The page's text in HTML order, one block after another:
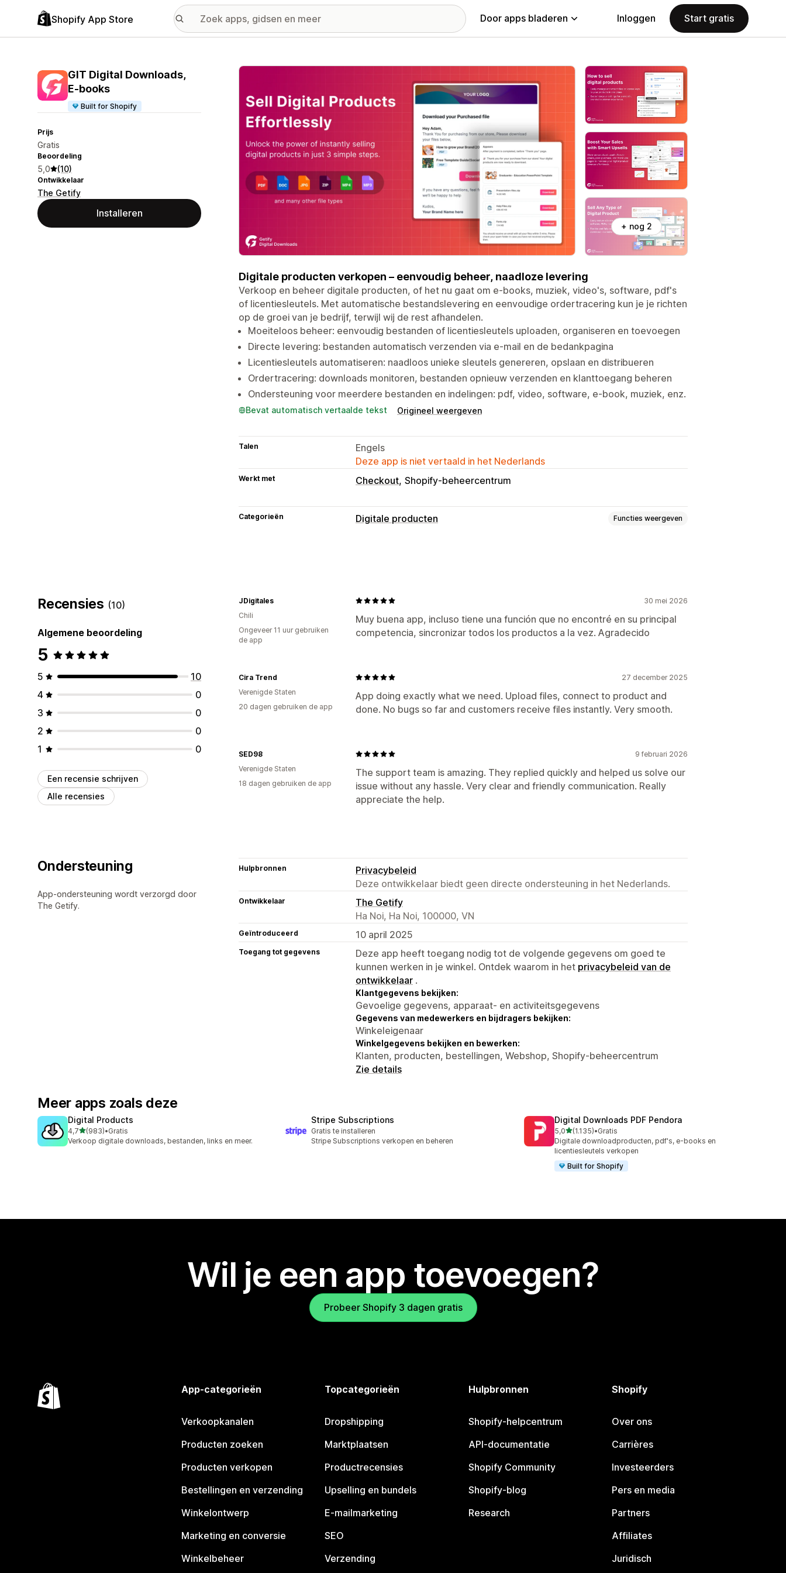
Shopify App Store Door apps bladeren Inloggen Start gratis
GIT Digital Downloads,
E‑books
Built for Shopify
Prijs
Gratis
Beoordeling
5,0 (10)
Ontwikkelaar
The Getify
Installeren
Galerij met uitgelichte afbeeldingen
+ nog 2
Digitale producten verkopen – eenvoudig beheer, naadloze levering
Verkoop en beheer digitale producten, of het nu gaat om e-books, muziek, video's, software, pdf's
of licentiesleutels. Met automatische bestandslevering en eenvoudige ordertracering kun je je richten
op de groei van je bedrijf, terwijl wij de rest afhandelen.
Moeiteloos beheer: eenvoudig bestanden of licentiesleutels uploaden, organiseren en toevoegen
Directe levering: bestanden automatisch verzenden via e-mail en de bedankpagina
Licentiesleutels automatiseren: naadloos unieke sleutels genereren, opslaan en distribueren
Ordertracering: downloads monitoren, bestanden opnieuw verzenden en klanttoegang beheren
Ondersteuning voor meerdere bestanden en indelingen: pdf, video, software, e-book, muziek, enz.
Bevat automatisch vertaalde tekst Origineel weergeven
Talen
Engels
Deze app is niet vertaald in het Nederlands
Werkt met Checkout Shopify-beheercentrum
Categorieën Digitale producten Functies weergeven
Downloads beheren
E-mailbezorging
Bulkupload Bedankpagina Downloadlimieten
Extern gehost
Aangepaste links
Licentiesleutel
Recensies (10)
Algemene beoordeling
5
5
10
4
0
3
0
2
0
1
0
Een recensie schrijven
Alle recensies
30 mei 2026
Muy buena app, incluso tiene una función que no encontré en su principal
competencia, sincronizar todos los productos a la vez. Agradecido
JDigitales
Chili
Ongeveer 11 uur gebruiken
de app
27 december 2025
App doing exactly what we need. Upload files, connect to product and
done. No bugs so far and customers receive files instantly. Very smooth.
Cira Trend
Verenigde Staten
20 dagen gebruiken de app
9 februari 2026
The support team is amazing. They replied quickly and helped us solve our
issue without any hassle. Very clear and friendly communication. Really
appreciate the help.
SED98
Verenigde Staten
18 dagen gebruiken de app
Ondersteuning
App-ondersteuning wordt verzorgd door
The Getify.
Hulpbronnen
Privacybeleid
Deze ontwikkelaar biedt geen directe ondersteuning in het Nederlands.
Ontwikkelaar
The Getify
Ha Noi, Ha Noi, 100000, VN
Geïntroduceerd 10 april 2025
Toegang tot gegevens
Deze app heeft toegang nodig tot de volgende gegevens om goed te
kunnen werken in je winkel. Ontdek waarom in het privacybeleid van de
ontwikkelaar .
Klantgegevens bekijken:
Gevoelige gegevens, apparaat- en activiteitsgegevens
Gegevens van medewerkers en bijdragers bekijken:
Winkeleigenaar
Winkelgegevens bekijken en bewerken:
Klanten, producten, bestellingen, Webshop, Shopify-beheercentrum
Zie details
Meer apps zoals deze
Digital Products
4,7van 5 sterren
(983)
983 recensies in totaal
•Gratis
Verkoop digitale downloads, bestanden, links en meer.
Stripe Subscriptions
Gratis te installeren
Stripe Subscriptions verkopen en beheren
Digital Downloads PDF Pendora
5,0van 5 sterren
(1.135)
1135 recensies in totaal
•Gratis
Digitale downloadproducten, pdf's, e-books en
licentiesleutels verkopen
Built for Shopify
Wil je een app toevoegen?
Probeer Shopify 3 dagen gratis
App-categorieën
Verkoopkanalen
Producten zoeken
Producten verkopen
Bestellingen en verzending
Winkelontwerp
Marketing en conversie
Winkelbeheer
Topcategorieën
Dropshipping
Marktplaatsen
Productrecensies
Upselling en bundels
E-mailmarketing
SEO
Verzending
Hulpbronnen
Shopify-helpcentrum
API-documentatie
Shopify Community
Shopify-blog
Research
Shopify
Over ons
Carrières
Investeerders
Pers en media
Partners
Affiliates
Juridisch